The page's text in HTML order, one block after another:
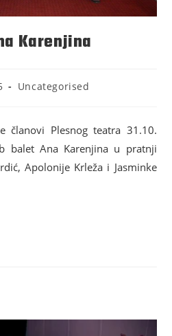
Karenjina
Uncategorised
članovi Plesnog teatra 31.10.
balet Ana Karenjina u pratnji
Apolonije Krleža i Jasminke